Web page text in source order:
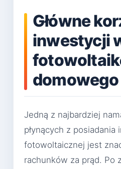
Główne
inwestycji
Jedną z najbardziej
płynących z posiadania
fotowoltaicznej jest
rachunków za prąd. Po